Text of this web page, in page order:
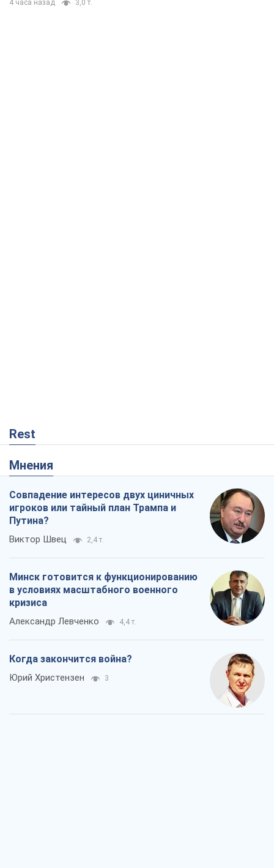
4 часа назад 3,0 т.
Rest
Мнения
Совпадение интересов двух циничных
игроков или тайный план Трампа и
Путина?
Виктор Швец 2,4 т.
Минск готовится к функционированию
в условиях масштабного военного
кризиса
Александр Левченко 4,4 т.
Когда закончится война?
Юрий Христензен 3